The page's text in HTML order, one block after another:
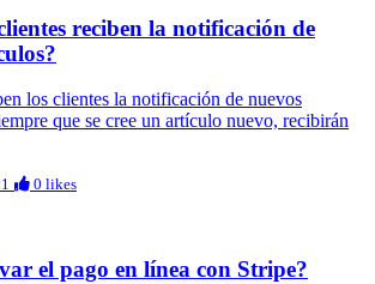
reciben la notificación de
los clientes la notificación de nuevos
que se cree un artículo nuevo, recibirán
0 likes
el pago en línea con Stripe?